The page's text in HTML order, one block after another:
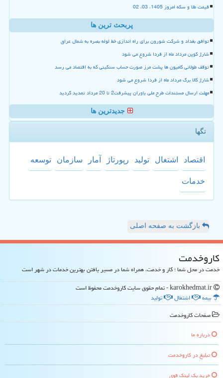
قیمت طلا و سکه امروز 1405، 03، 02
پربحث ترین ها
توافق بغداد و شرکت شورون برای راه اندازی خط لوله بصره به شمال عراق
شارژ کوپن مرداد ماه از فردا شروع می شود
توقف طولانی کامیون ها پشت مرز صورت حساب سنگینی که به اقتصاد می رسد
شارژ کالا برگ مرداد ماه از فردا شروع می شود
مهلت ارسال مستندات طرح ملی یاوران پیشرفت2 تا 20 مرداد تمدید گردید
جدیدترین ها
تگها
اقتصاد اشتغال تولید رپورتاژ آمار سازمان توسعه
خدمات
بازگشت به صفحه اصلی
كاروخدمت
خدمت در محل شما ؛ کار و خدمت، همراه شما در مسیر یافتن بهترین خدمات در شهر است
بیمه
اشتغال
تولید
صفحات كاروخدمت
درباره ما
تبلیغ در كاروخدمت
خرید بک لینک قوی